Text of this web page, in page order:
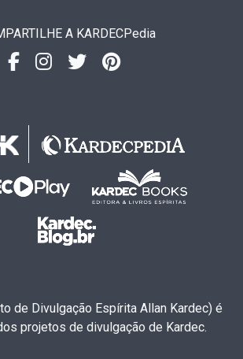
A KARDECPedia
de Divulgação Espírita Allan Kardec) é
projetos de divulgação de Kardec.